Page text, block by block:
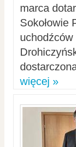
marca
Sokołowie
więcej »